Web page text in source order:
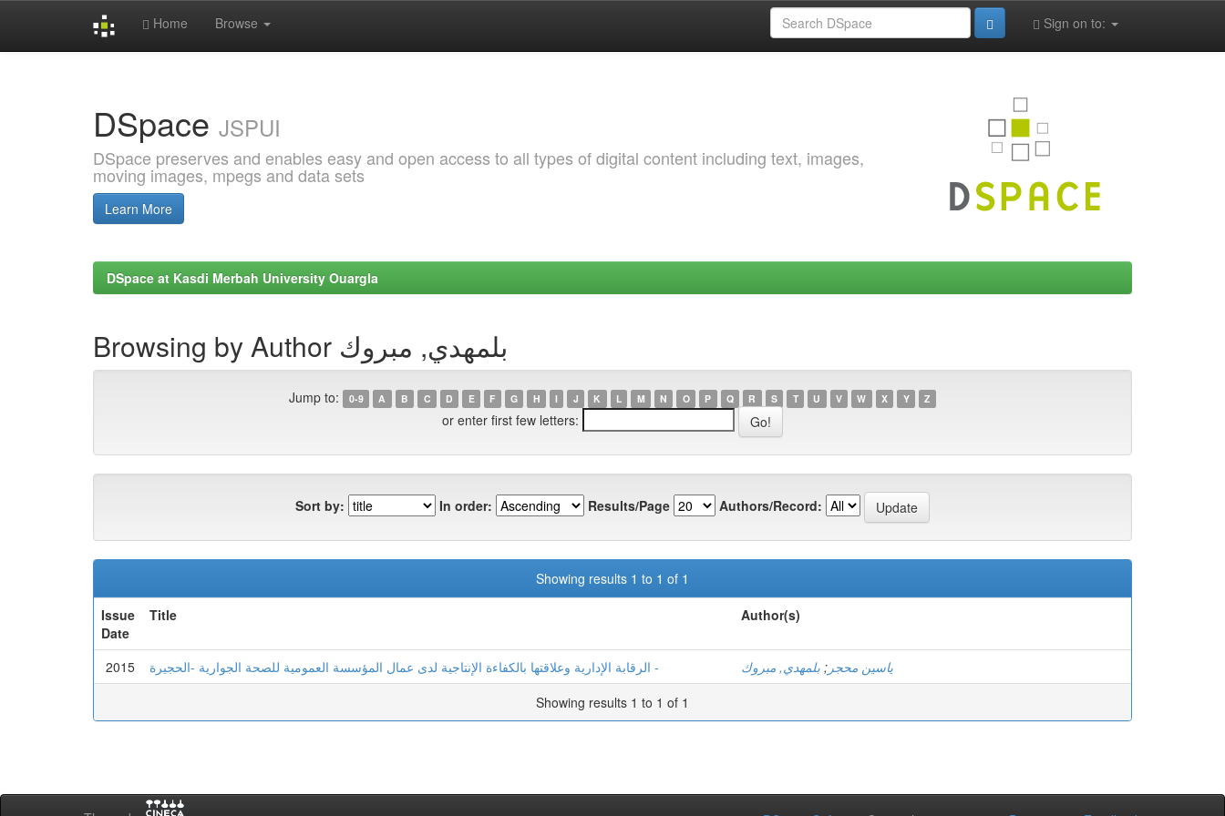
Home Browse Sign on to:
DSpace JSPUI
DSpace preserves and enables easy and open access to all types of digital content including text, images,
moving images, mpegs and data sets
Learn More
DSpace at Kasdi Merbah University Ouargla
Browsing by Author بلمهدي, مبروك
Jump to: 0-9 A B C D E F G H I J K L M N O P Q R S T U V W X Y Z
or enter first few letters:
Sort by: In order: Results/Page Authors/Record:
Showing results 1 to 1 of 1
Issue
Date
Title Author(s)
2015 الرقابة الإدارية وعلاقتها بالكفاءة الإنتاجية لدى عمال المؤسسة العمومية للصحة الجوارية -الحجيرة - ياسين محجر ; بلمهدي, مبروك
Showing results 1 to 1 of 1